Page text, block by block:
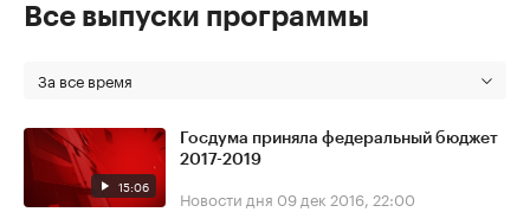
Все выпуски программы
За все время
15:06
Госдума приняла федеральный бюджет
2017-2019
Новости дня 09 дек 2016, 22:00